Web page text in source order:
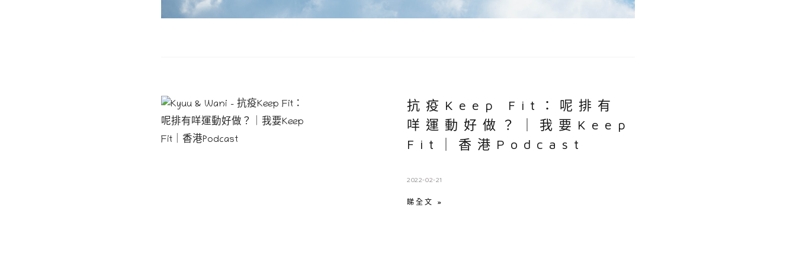
抗疫Keep Fit：呢排有
咩運動好做？｜我要Keep
Fit｜香港Podcast
2022-02-21
睇全文 »